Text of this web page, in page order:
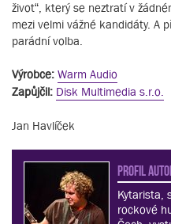
život“, který se neztratí v
mezi velmi vážné kandidáty. A
parádní volba.
Výrobce: Warm Audio
Zapůjčil: Disk Multimedia s.r.o.
Jan Havlíček
PROFIL
Kytarista,
rockové